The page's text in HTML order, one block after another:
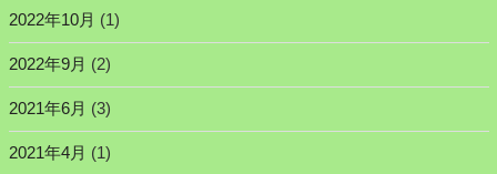
2022年10月 (1)
2022年9月 (2)
2021年6月 (3)
2021年4月 (1)